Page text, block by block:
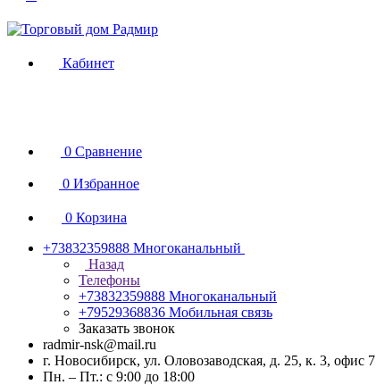
Кабинет
0 Сравнение
0 Избранное
0 Корзина
+73832359888 Многоканальный
Назад
Телефоны
+73832359888 Многоканальный
+79529368836 Мобильная связь
Заказать звонок
radmir-nsk@mail.ru
г. Новосибирск, ул. Оловозаводская, д. 25, к. 3, офис 7
Пн. – Пт.: с 9:00 до 18:00